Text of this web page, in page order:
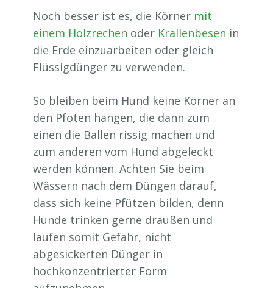
Noch besser ist es, die Körner mit
einem Holzrechen oder Krallenbesen in
die Erde einzuarbeiten oder gleich
Flüssigdünger zu verwenden.
So bleiben beim Hund keine Körner an
den Pfoten hängen, die dann zum
einen die Ballen rissig machen und
zum anderen vom Hund abgeleckt
werden können. Achten Sie beim
Wässern nach dem Düngen darauf,
dass sich keine Pfützen bilden, denn
Hunde trinken gerne draußen und
laufen somit Gefahr, nicht
abgesickerten Dünger in
hochkonzentrierter Form